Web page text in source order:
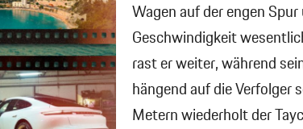
Wagen auf der engen
Geschwindigkeit
rast er weiter, während
hängend auf die Verfolger
Metern wiederholt der